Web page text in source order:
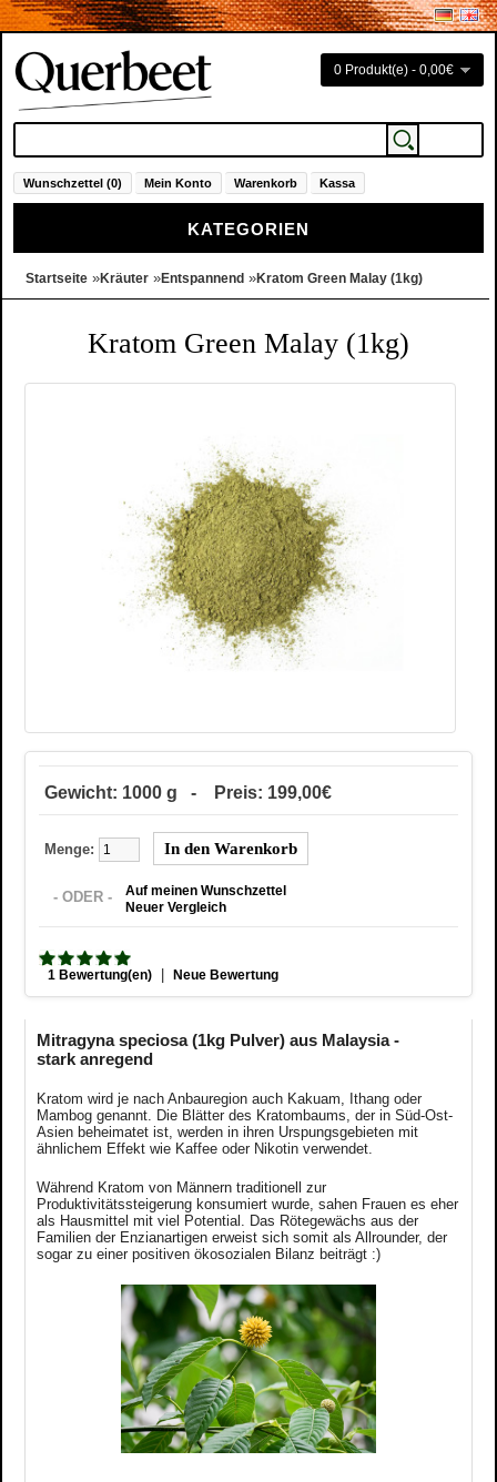
0 Produkt(e) - 0,00€
Wunschzettel (0) Mein Konto Warenkorb Kassa
KATEGORIEN
Startseite »Kräuter »Entspannend »Kratom Green Malay (1kg)
Kratom Green Malay (1kg)
Gewicht: 1000 g - Preis: 199,00€
Menge:
- ODER -
Auf meinen Wunschzettel
Neuer Vergleich
1 Bewertung(en) | Neue Bewertung
Mitragyna speciosa (1kg Pulver) aus Malaysia -
stark anregend
Kratom wird je nach Anbauregion auch Kakuam, Ithang oder
Mambog genannt. Die Blätter des Kratombaums, der in Süd-Ost-
Asien beheimatet ist, werden in ihren Urspungsgebieten mit
ähnlichem Effekt wie Kaffee oder Nikotin verwendet.
Während Kratom von Männern traditionell zur
Produktivitätssteigerung konsumiert wurde, sahen Frauen es eher
als Hausmittel mit viel Potential. Das Rötegewächs aus der
Familien der Enzianartigen erweist sich somit als Allrounder, der
sogar zu einer positiven ökosozialen Bilanz beiträgt :)